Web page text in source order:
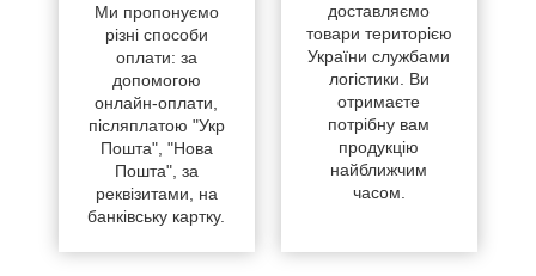
Ми пропонуємо
різні способи
оплати: за
допомогою
онлайн-оплати,
післяплатою "Укр
Пошта", "Нова
Пошта", за
реквізитами, на
банківську картку.
доставляємо
товари територією
України службами
логістики. Ви
отримаєте
потрібну вам
продукцію
найближчим
часом.